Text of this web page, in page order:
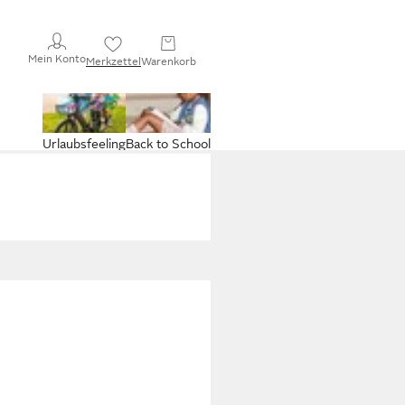
Mein KontoMerkzettelWarenkorb
Back to School
Urlaubsfeeling